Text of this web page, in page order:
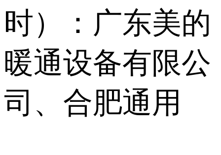
时）：广东美的
暖通设备有限公
司、合肥通用